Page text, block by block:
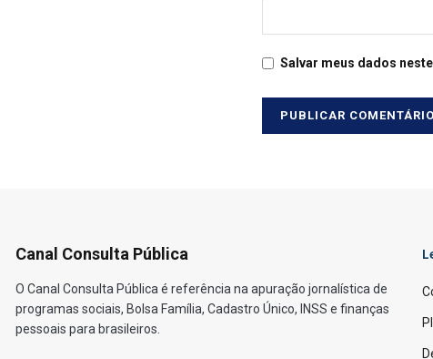
Salvar meus dados
Canal Consulta Pública
O Canal Consulta Pública é referência na apuração jornalística de
programas sociais, Bolsa Família, Cadastro Único, INSS e finanças
pessoais para brasileiros.